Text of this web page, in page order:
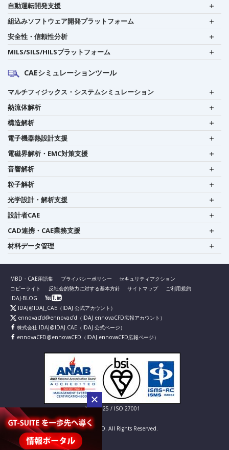
自動運転開発支援
組込みソフトウェア開発プラットフォーム
安全性・信頼性分析
MILS/SILS/HILSプラットフォーム
CAEシミュレーションツール
マルチフィジックス・システムシミュレーション
熱流体解析
構造解析
電子機器熱設計支援
電磁界解析・EMC対策支援
音響解析
粒子解析
光学設計・解析支援
設計者CAE
CAD連携・CAE業務支援
材料データ管理
MBD・CAE用語集 プライバシーポリシー
セキュリティアクション
コピーライト
反社会的勢力に対する基本方針 サイトマップ
ご利用規約
IDAJ-BLOG
IDAJ@IDAJ_CAE （IDAJ 公式アカウント）
ennovacfd@ennovacfd （IDAJ ennovaCFD広報アカウント）
株式会社 IDAJ@IDAJ.CAE （IDAJ 公式ページ）
ennovaCFD@ennovaCFD （IDAJ ennovaCFD広報ページ）
IS 826725 / ISO 27001
© IDAJ Co., LTD. All Rights Reserved.